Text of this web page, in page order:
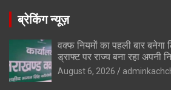
ब्रेकिंग न्यूज़
वक्फ नियमों का पहली बार
ड्राफ्ट पर राज्य बना रहा अपनी
August 6, 2026